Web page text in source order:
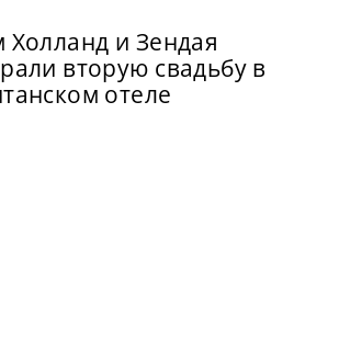
Холланд и Зендая
вторую свадьбу в
отеле